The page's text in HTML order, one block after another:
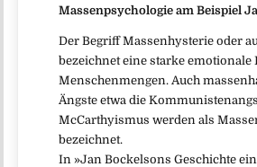
Massenpsychologie am Beispiel
Der Begriff Massenhysterie oder
bezeichnet eine starke emotionale
Menschenmengen. Auch
Ängste etwa die
McCarthyismus werden als
bezeichnet.
In »Jan Bockelsons Geschichte